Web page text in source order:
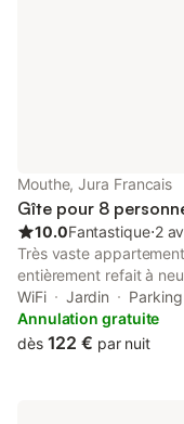
Mouthe, Jura Francais
Gîte pour 8
10.0Fantastique⋅2
Très vaste
entièrement refait à
plein cœur du joli
équipé, lave linge , lave
WiFi Jardin
Parking
Annulation gratuite
dès 122 € par nuit